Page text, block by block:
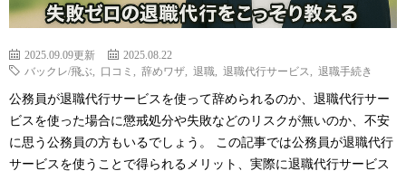
2025.09.09更新
2025.08.22
バックレ/飛ぶ
口コミ 辞めワザ 退職 退職代行サービス 退職手続き
公務員が退職代行サービスを使って辞められるのか、退職代行サー
ビスを使った場合に懲戒処分や失敗などのリスクが無いのか、不安
に思う公務員の方もいるでしょう。 この記事では公務員が退職代行
サービスを使うことで得られるメリット、実際に退職代行サービス